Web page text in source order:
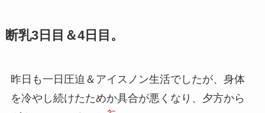
断乳3日目＆4日目。
昨日も一日圧迫＆アイスノン生活でしたが、身体
を冷やし続けたためか具合が悪くなり、夕方から